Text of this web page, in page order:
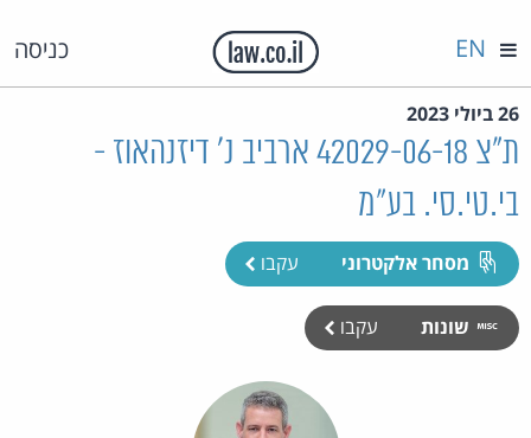
כניסה EN
26 ביולי 2023
ת"צ 42029-06-18 ארביב נ' דיזנהאוז -
בי.טי.סי. בע"מ
מסחר אלקטרוני עקבו
שונות עקבו